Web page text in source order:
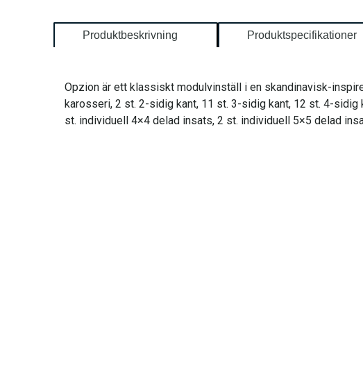
Produktbeskrivning Produktspecifikationer
Opzion är ett klassiskt modulvinställ i en skandinavisk-
karosseri, 2 st. 2-sidig kant, 11 st. 3-sidig kant, 12 st. 4-
st. individuell 4×4 delad insats, 2 st. individuell 5×5 delad